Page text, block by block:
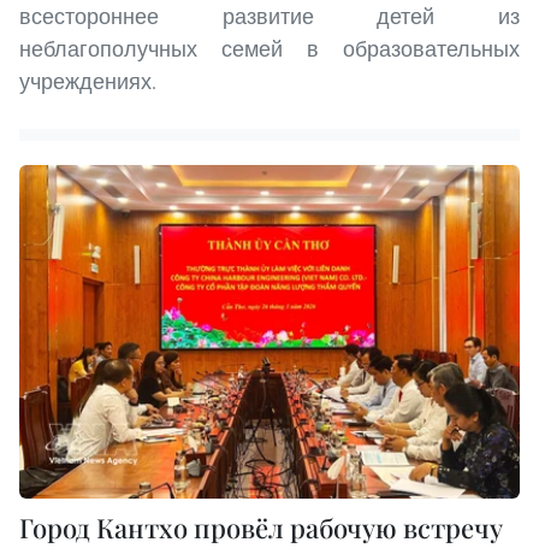
всестороннее развитие детей из
неблагополучных семей в образовательных
учреждениях.
Город Кантхо провёл рабочую встречу